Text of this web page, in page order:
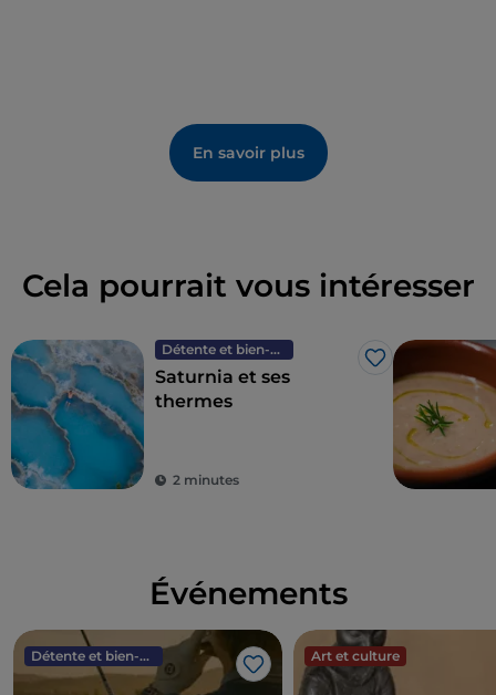
En savoir plus
Cela pourrait vous intéresser
Détente et bien-être
J’aime
Saturnia et ses
thermes
2 minutes
Événements
Détente et bien-être
J’aime
Art et culture